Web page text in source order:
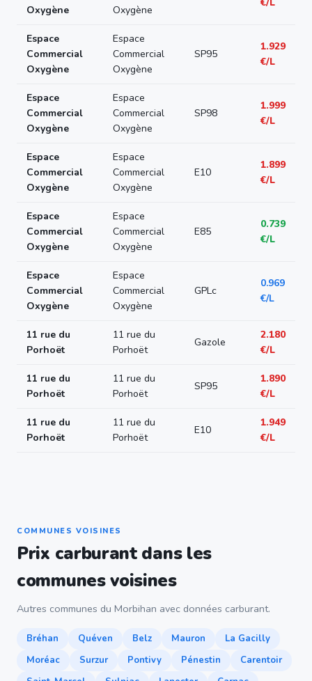
Oxygène
Oxygène
Espace
Commercial
Oxygène
Espace
Commercial
Oxygène
SP95
1.929
€/L
Espace
Commercial
Oxygène
Espace
Commercial
Oxygène
SP98
1.999
€/L
Espace
Commercial
Oxygène
Espace
Commercial
Oxygène
E10
1.899
€/L
Espace
Commercial
Oxygène
Espace
Commercial
Oxygène
E85
0.739
€/L
Espace
Commercial
Oxygène
Espace
Commercial
Oxygène
GPLc
0.969
€/L
11 rue du
Porhoët
11 rue du
Porhoët
Gazole
2.180
€/L
11 rue du
Porhoët
11 rue du
Porhoët
SP95
1.890
€/L
11 rue du
Porhoët
11 rue du
Porhoët
E10
1.949
€/L
COMMUNES VOISINES
Prix carburant dans les
communes voisines
Autres communes du Morbihan avec données carburant.
Bréhan Quéven Belz Mauron
La Gacilly
Moréac
Surzur Pontivy Pénestin
Carentoir